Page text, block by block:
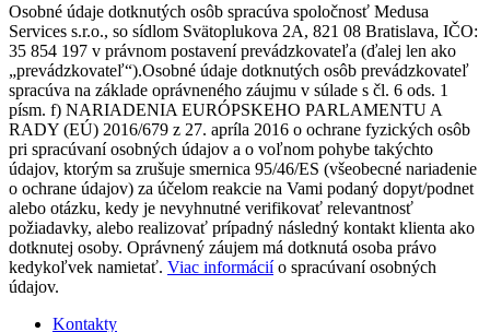
Osobné údaje dotknutých osôb spracúva spoločnosť Medusa
Services s.r.o., so sídlom Svätoplukova 2A, 821 08 Bratislava, IČO:
35 854 197 v právnom postavení prevádzkovateľa (ďalej len ako
„prevádzkovateľ“).Osobné údaje dotknutých osôb prevádzkovateľ
spracúva na základe oprávneného záujmu v súlade s čl. 6 ods. 1
písm. f) NARIADENIA EURÓPSKEHO PARLAMENTU A
RADY (EÚ) 2016/679 z 27. apríla 2016 o ochrane fyzických osôb
pri spracúvaní osobných údajov a o voľnom pohybe takýchto
údajov, ktorým sa zrušuje smernica 95/46/ES (všeobecné nariadenie
o ochrane údajov) za účelom reakcie na Vami podaný dopyt/podnet
alebo otázku, kedy je nevyhnutné verifikovať relevantnosť
požiadavky, alebo realizovať prípadný následný kontakt klienta ako
dotknutej osoby. Oprávnený záujem má dotknutá osoba právo
kedykoľvek namietať. Viac informáciío spracúvaní osobných
údajov.
Kontakty